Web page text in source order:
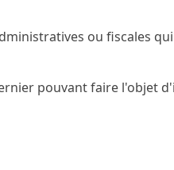
ou fiscales
pouvant faire l'objet